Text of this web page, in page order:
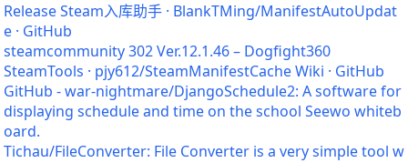
Release Steam入库助手 · BlankTMing/ManifestAutoUpdat
e · GitHub
steamcommunity 302 Ver.12.1.46 – Dogfight360
SteamTools · pjy612/SteamManifestCache Wiki · GitHub
GitHub - war-nightmare/DjangoSchedule2: A software for
displaying schedule and time on the school Seewo whiteb
oard.
Tichau/FileConverter: File Converter is a very simple tool w